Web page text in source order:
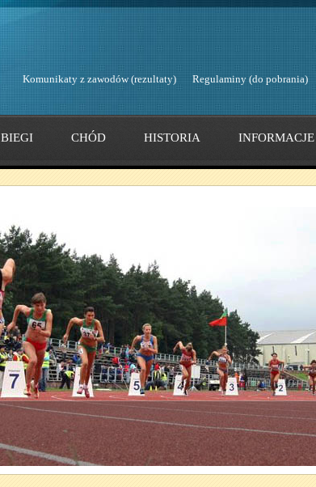
Komunikaty z zawodów (rezultaty) Regulaminy (do pobrania)
BIEGI CHÓD HISTORIA INFORMACJE
1 2 3 5 6 7